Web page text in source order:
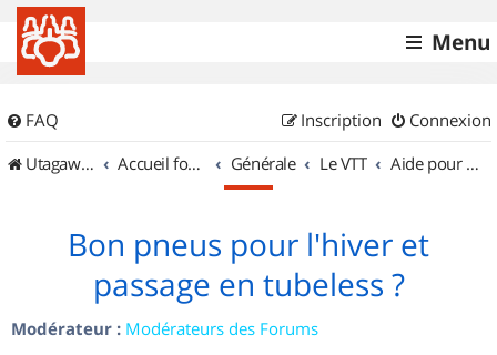
Menu
FAQ Connexion
Inscription
UtagawaVTT (Randos VTT et VTTAE avec traces GPS)
Accueil forum Générale Le VTT Aide pour l'achat d'un VTT
Bon pneus pour l'hiver et
passage en tubeless ?
Modérateur : Modérateurs des Forums